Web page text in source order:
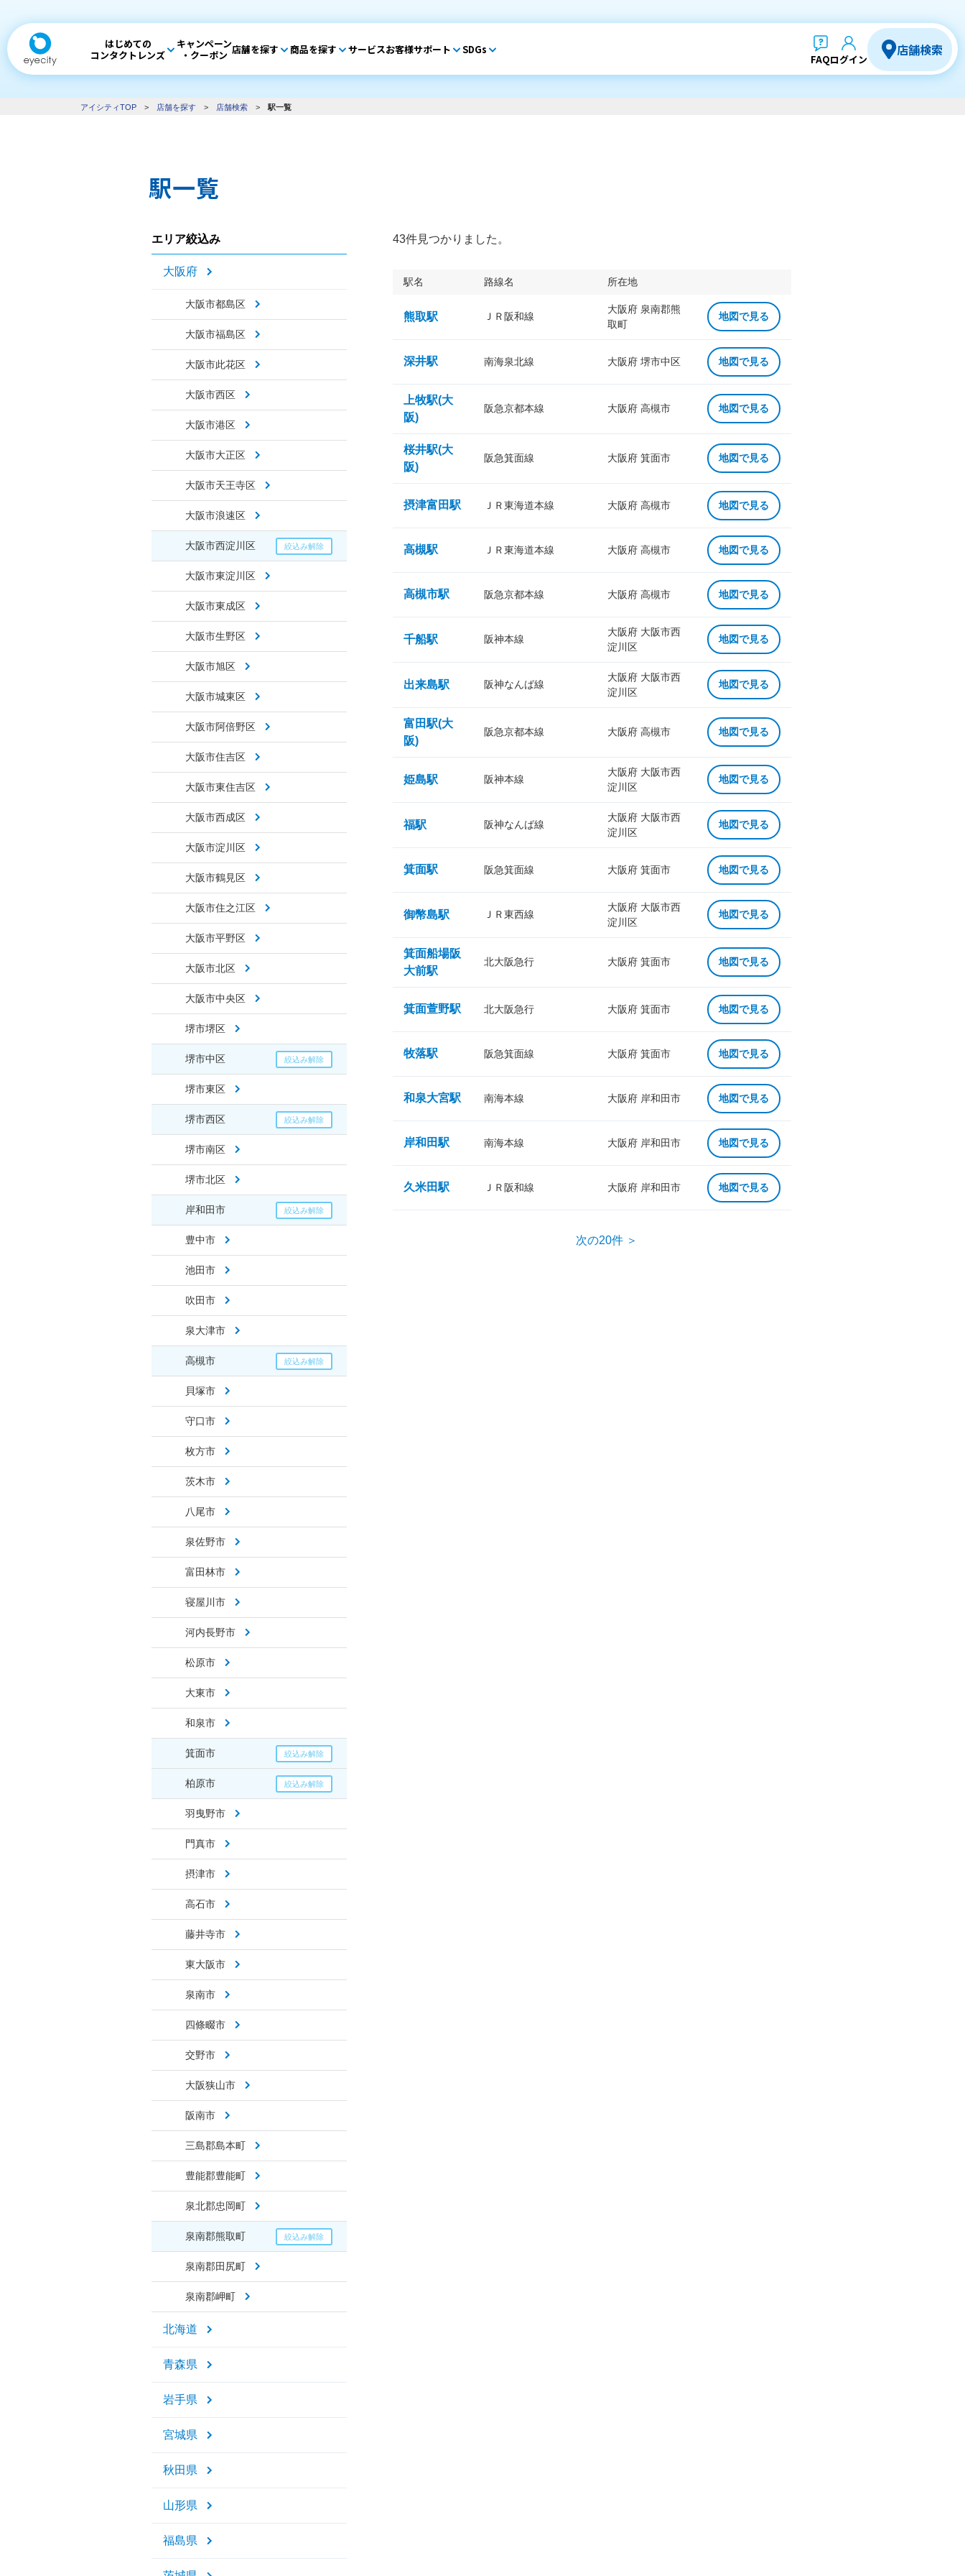
はじめての
コンタクトレンズ
キャンペーン
・クーポン 店舗を探す 商品を探す サービスお客様サポート SDGs
FAQログイン
店舗検索
アイシティTOP > 店舗を探す > 店舗検索 > 駅一覧
駅一覧
エリア絞込み
大阪府
大阪市都島区
大阪市福島区
大阪市此花区
大阪市西区
大阪市港区
大阪市大正区
大阪市天王寺区
大阪市浪速区
大阪市西淀川区
大阪市東淀川区
大阪市東成区
大阪市生野区
大阪市旭区
大阪市城東区
大阪市阿倍野区
大阪市住吉区
大阪市東住吉区
大阪市西成区
大阪市淀川区
大阪市鶴見区
大阪市住之江区
大阪市平野区
大阪市北区
大阪市中央区
堺市堺区
堺市中区
堺市東区
堺市西区
堺市南区
堺市北区
岸和田市
豊中市
池田市
吹田市
泉大津市
高槻市
貝塚市
守口市
枚方市
茨木市
八尾市
泉佐野市
富田林市
寝屋川市
河内長野市
松原市
大東市
和泉市
箕面市
柏原市
羽曳野市
門真市
摂津市
高石市
藤井寺市
東大阪市
泉南市
四條畷市
交野市
大阪狭山市
阪南市
三島郡島本町
豊能郡豊能町
泉北郡忠岡町
泉南郡熊取町
泉南郡田尻町
泉南郡岬町
北海道
青森県
岩手県
宮城県
秋田県
山形県
福島県
43件見つかりました。
駅名 路線名 所在地
熊取駅 ＪＲ阪和線
大阪府 泉南郡熊
取町
地図で見る
深井駅 南海泉北線 大阪府 堺市中区 地図で見る
上牧駅(大
阪)
阪急京都本線 大阪府 高槻市 地図で見る
桜井駅(大
阪)
阪急箕面線 大阪府 箕面市 地図で見る
摂津富田駅 ＪＲ東海道本線 大阪府 高槻市 地図で見る
高槻駅 ＪＲ東海道本線 大阪府 高槻市 地図で見る
高槻市駅 阪急京都本線 大阪府 高槻市 地図で見る
千船駅 阪神本線
大阪府 大阪市西
淀川区
地図で見る
出来島駅 阪神なんば線
大阪府 大阪市西
淀川区
地図で見る
富田駅(大
阪)
阪急京都本線 大阪府 高槻市 地図で見る
姫島駅 阪神本線
大阪府 大阪市西
淀川区
地図で見る
福駅 阪神なんば線
大阪府 大阪市西
淀川区
地図で見る
箕面駅 阪急箕面線 大阪府 箕面市 地図で見る
御幣島駅 ＪＲ東西線
大阪府 大阪市西
淀川区
地図で見る
箕面船場阪
大前駅
北大阪急行 大阪府 箕面市 地図で見る
箕面萱野駅 北大阪急行 大阪府 箕面市 地図で見る
牧落駅 阪急箕面線 大阪府 箕面市 地図で見る
和泉大宮駅 南海本線 大阪府 岸和田市 地図で見る
岸和田駅 南海本線 大阪府 岸和田市 地図で見る
久米田駅 ＪＲ阪和線 大阪府 岸和田市 地図で見る
次の20件 ＞